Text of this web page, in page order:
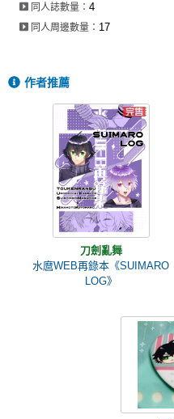
工作委託
交流中心
攤位轉讓區
會員功能選單
會員中心
註冊會員
登入
同人誌數量：4
同人周邊數量： 17
作者推薦
刀劍亂舞
水麿WEB再錄本《SUIMARO
LOG》